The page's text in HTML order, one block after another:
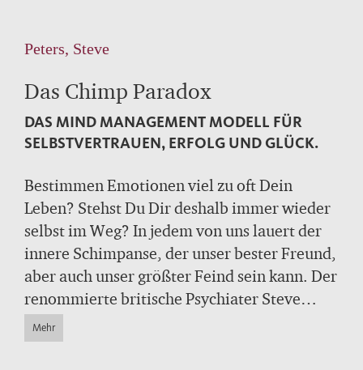
Peters, Steve
Das Chimp Paradox
DAS MIND MANAGEMENT MODELL FÜR
SELBSTVERTRAUEN, ERFOLG UND GLÜCK.
Bestimmen Emotionen viel zu oft Dein
Leben? Stehst Du Dir deshalb immer wieder
selbst im Weg? In jedem von uns lauert der
innere Schimpanse, der unser bester Freund,
aber auch unser größter Feind sein kann. Der
renommierte britische Psychiater Steve
Peters zeigt in seinem internationalen
Bestseller, wie wir negative Gedanken besser
Mehr